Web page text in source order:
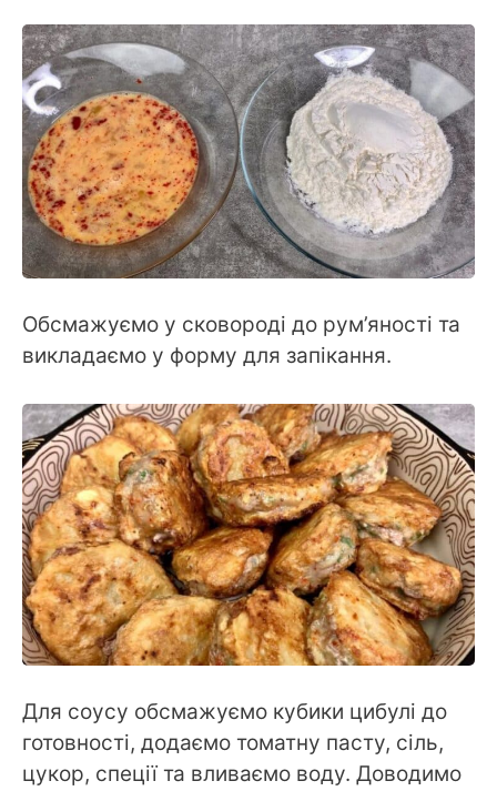
Обсмажуємо у сковороді до рум’яності та
викладаємо у форму для запікання.
Для соусу обсмажуємо кубики цибулі до
готовності, додаємо томатну пасту, сіль,
цукор, спеції та вливаємо воду. Доводимо